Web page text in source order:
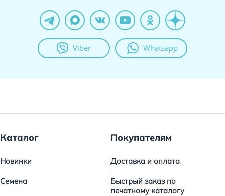
Viber Whatsapp
Каталог
Новинки
Семена
Покупателям
Доставка и оплата
Быстрый заказ по
печатному каталогу